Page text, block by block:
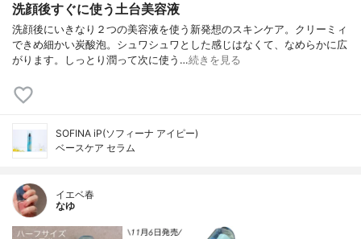
洗顔後すぐに使う土台美容液
洗顔後にいきなり２つの美容液を使う新発想のスキンケア。クリーミィ
できめ細かい炭酸泡。シュワシュワとした感じはなくて、なめらかに広
がります。しっとり潤って次に使う…続きを見る
SOFINA iP(ソフィーナ アイピー)
ベースケア セラム
イエベ春
なゆ